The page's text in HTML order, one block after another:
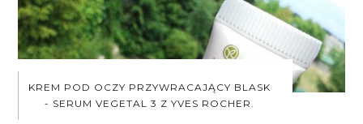
KREM POD OCZY PRZYWRACAJĄCY BLASK
- SERUM VEGETAL 3 Z YVES ROCHER.